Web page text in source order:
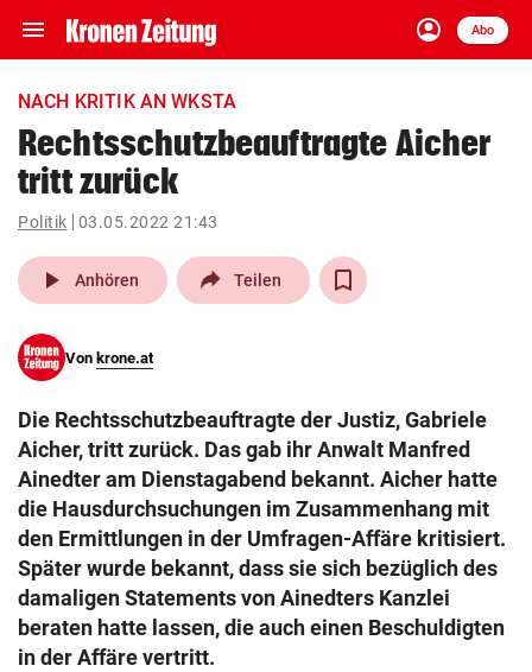
menu Navigation
ein-/ausklappen
account_circle
Anmelden
Abo
close Schließen
account_circle Anmelden
pin_drop
Wien arrow_right
search
eingeben
© Krone Multimedia GmbH & Co KG 2026
Muthgasse 2, 1190 Wien
NACH KRITIK AN WKSTA
Rechtsschutzbeauftragte Aicher
tritt zurück
Politik 03.05.2022 21:43
play_arrow Anhören Teilen
Von krone.at
Die Rechtsschutzbeauftragte der Justiz, Gabriele
Aicher, tritt zurück. Das gab ihr Anwalt Manfred
Ainedter am Dienstagabend bekannt. Aicher hatte
die Hausdurchsuchungen im Zusammenhang mit
den Ermittlungen in der Umfragen-Affäre kritisiert.
Später wurde bekannt, dass sie sich bezüglich des
damaligen Statements von Ainedters Kanzlei
beraten hatte lassen, die auch einen Beschuldigten
in der Affäre vertritt.